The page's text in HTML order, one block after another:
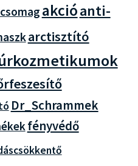
akcióanti-
arctisztító
Dr_Schrammek
fényvédő